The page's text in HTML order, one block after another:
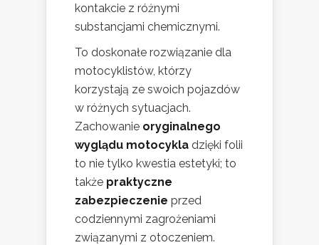
kontakcie z różnymi
substancjami chemicznymi.
To doskonałe rozwiązanie dla
motocyklistów, którzy
korzystają ze swoich pojazdów
w różnych sytuacjach.
Zachowanie oryginalnego
wyglądu motocykla dzięki folii
to nie tylko kwestia estetyki; to
także praktyczne
zabezpieczenie przed
codziennymi zagrożeniami
związanymi z otoczeniem.